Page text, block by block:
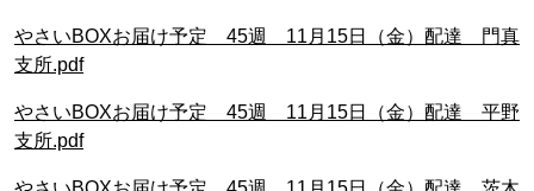
やさいBOXお届け予定 45週 11月15日（金）配達 門真
支所.pdf
やさいBOXお届け予定 45週 11月15日（金）配達 平野
支所.pdf